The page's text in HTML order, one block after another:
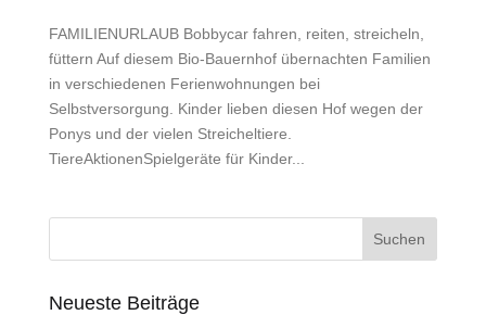
FAMILIENURLAUB Bobbycar fahren, reiten, streicheln,
füttern Auf diesem Bio-Bauernhof übernachten Familien
in verschiedenen Ferienwohnungen bei
Selbstversorgung. Kinder lieben diesen Hof wegen der
Ponys und der vielen Streicheltiere.
TiereAktionenSpielgeräte für Kinder...
Neueste Beiträge